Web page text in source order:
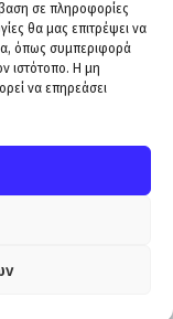
σε πληροφορίες
θα μας επιτρέψει να
όπως συμπεριφορά
ιστότοπο. Η μη
να επηρεάσει
27/7
20.94oC